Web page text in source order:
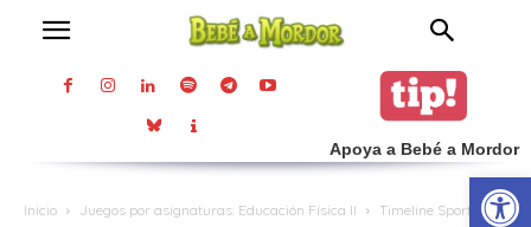
Apoya a Bebé a Mordor
Inicio Juegos por asignaturas: Educación Física II Timeline Sports